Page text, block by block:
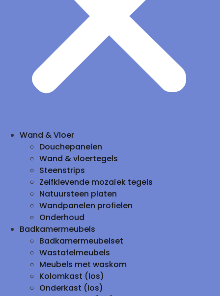
Wand & Vloer
Douchepanelen
Wand & vloertegels
Steenstrips
Zelfklevende mozaïek tegels
Natuursteen platen
Wandpanelen profielen
Onderhoud
Badkamermeubels
Badkamermeubelset
Wastafelmeubels
Meubels met waskom
Kolomkast (los)
Onderkast (los)